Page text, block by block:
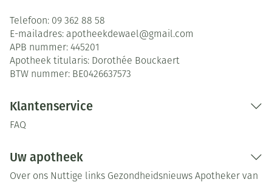
Telefoon: 09 362 88 58
E-mailadres: apotheekdewael@gmail.com
APB nummer: 445201
Apotheek titularis: Dorothée Bouckaert
BTW nummer: BE0426637573
Klantenservice
FAQ
Uw apotheek
Over ons Nuttige links Gezondheidsnieuws Apotheker van